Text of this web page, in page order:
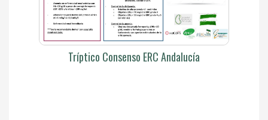
Tríptico Consenso ERC Andalucía